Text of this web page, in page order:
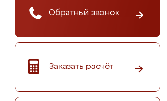
Обратный звонок
Заказать расчёт